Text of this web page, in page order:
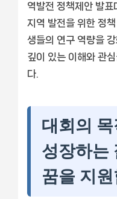
역발전 정책제안 발표
지역 발전을 위한 정
생들의 연구 역량을
깊이 있는 이해와 관
다.
대회의 목
성장하는
꿈을 지